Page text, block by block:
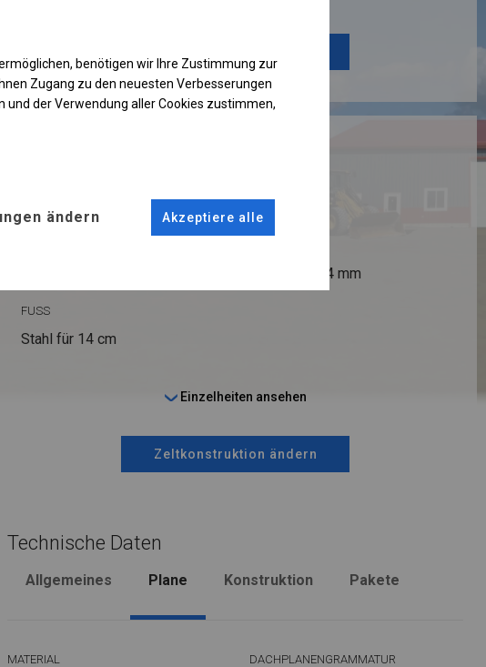
fi 54 mm
FUSS
Stahl für 14 cm
Einzelheiten ansehen
Zeltkonstruktion ändern
Technische Daten
Allgemeines Plane Konstruktion Pakete
MATERIAL DACHPLANENGRAMMATUR
benötigen wir Ihre Zustimmung zur
Zugang zu den neuesten Verbesserungen
der Verwendung aller Cookies zustimmen,
ändern Akzeptiere alle